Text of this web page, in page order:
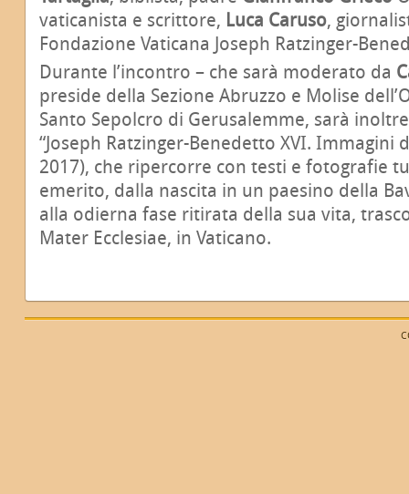
vaticanista e scrittore, Luca Caruso,
Fondazione Vaticana Joseph Ratzinger-
Durante l’incontro – che sarà moderato da
preside della Sezione Abruzzo e Molise
Santo Sepolcro di Gerusalemme, sarà
“Joseph Ratzinger-Benedetto XVI. Immagini
2017), che ripercorre con testi e fotografie
emerito, dalla nascita in un paesino della
alla odierna fase ritirata della sua vita,
Mater Ecclesiae, in Vaticano.